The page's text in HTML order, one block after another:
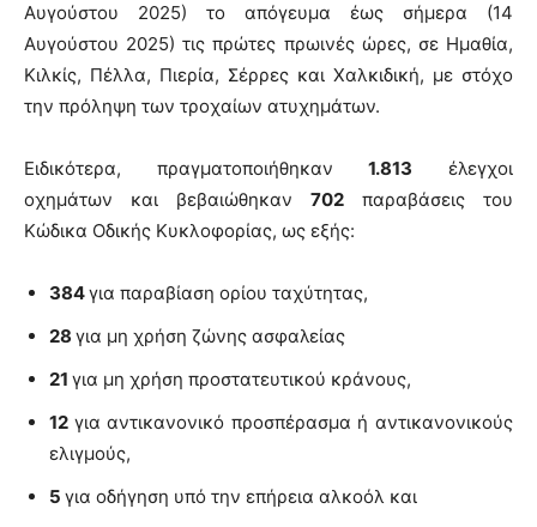
Αυγούστου 2025) το απόγευμα έως σήμερα (14
Αυγούστου 2025) τις πρώτες πρωινές ώρες, σε Ημαθία,
Κιλκίς, Πέλλα, Πιερία, Σέρρες και Χαλκιδική, με στόχο
την πρόληψη των τροχαίων ατυχημάτων.
Ειδικότερα, πραγματοποιήθηκαν1.813 έλεγχοι
οχημάτων και βεβαιώθηκαν 702 παραβάσεις του
Κώδικα Οδικής Κυκλοφορίας, ως εξής:
384για παραβίαση ορίου ταχύτητας,
28 για μη χρήση ζώνης ασφαλείας
21 για μη χρήση προστατευτικού κράνους,
12 για αντικανονικό προσπέρασμα ή αντικανονικούς
ελιγμούς,
5 για οδήγηση υπό την επήρεια αλκοόλ και